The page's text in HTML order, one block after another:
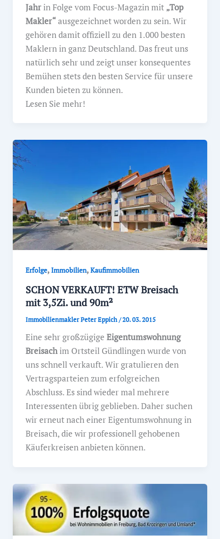
Jahrin Folge vom Focus-Magazin mit „Top
Makler“ausgezeichnet worden zu sein. Wir
gehören damit offiziell zu den 1.000 besten
Maklern in ganz Deutschland. Das freut uns
natürlich sehr und zeigt unser konsequentes
Bemühen stets den besten Service für unsere
Kunden bieten zu können.
Lesen Sie mehr!
Erfolge, Immobilien, Kaufimmobilien
SCHON VERKAUFT! ETW Breisach
mit 3,5Zi. und 90m²
Immobilienmakler Peter Eppich/20. 03. 2015
Eine sehr großzügige Eigentumswohnung
Breisachim Ortsteil Gündlingen wurde von
uns schnell verkauft. Wir gratulieren den
Vertragsparteien zum erfolgreichen
Abschluss. Es sind wieder mal mehrere
Interessenten übrig geblieben. Daher suchen
wir erneut nach einer Eigentumswohnung in
Breisach, die wir professionell gehobenen
Käuferkreisen anbieten können.